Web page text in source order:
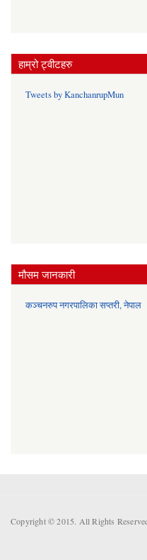
हाम्रो ट्वीटहरु
Tweets by KanchanrupMun
मौसम जानकारी
कञ्चनरुप नगरपालिका सप्तरी, नेपाल
Copyright © 2015. All Rights